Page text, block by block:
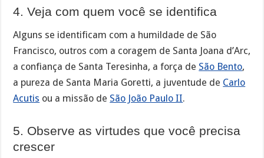
4. Veja com quem você se identifica
Alguns se identificam com a humildade de São
Francisco, outros com a coragem de Santa Joana d’Arc,
a confiança de Santa Teresinha, a força de São Bento,
a pureza de Santa Maria Goretti, a juventude de Carlo
Acutis ou a missão de São João Paulo II.
5. Observe as virtudes que você precisa
crescer